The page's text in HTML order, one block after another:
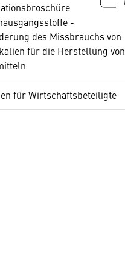
-
des Missbrauchs von
für die Herstellung von
für Wirtschaftsbeteiligte